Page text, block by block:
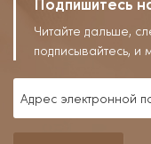
Подпишитесь
Читайте дальше,
подписывайтесь,